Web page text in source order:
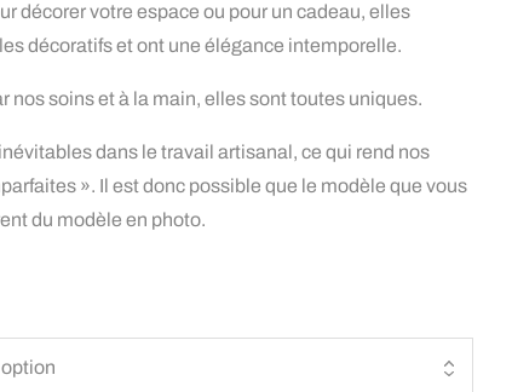
décorer votre espace ou pour un cadeau, elles
décoratifs et ont une élégance intemporelle.
nos soins et à la main, elles sont toutes uniques.
dans le travail artisanal, ce qui rend nos
». Il est donc possible que le modèle que vous
du modèle en photo.